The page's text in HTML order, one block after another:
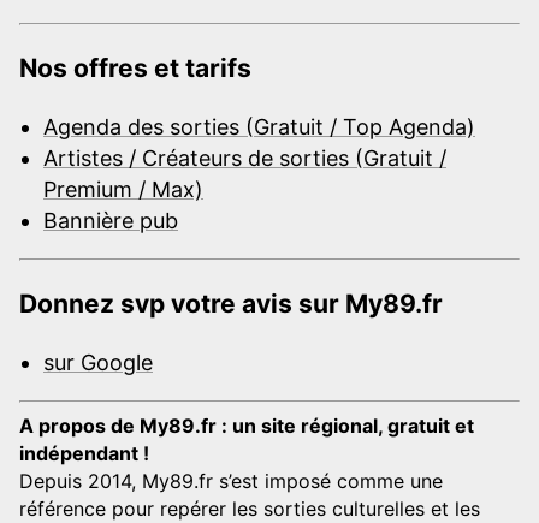
Nos offres et tarifs
Agenda des sorties (Gratuit / Top Agenda)
Artistes / Créateurs de sorties (Gratuit /
Premium / Max)
Bannière pub
Donnez svp votre avis sur My89.fr
sur Google
A propos de My89.fr : un site régional, gratuit et
indépendant !
Depuis 2014, My89.fr s’est imposé comme une
référence pour repérer les sorties culturelles et les